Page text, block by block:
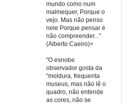
mundo como num
malmequer, Porque o
vejo. Mas não penso
nele Porque pensar é
não compreender..."
(Alberto Caeiro)>
"O esnobe
observador gosta da
"moldura, frequenta
museus, mas não lê o
quadro, não entende
as cores, não se